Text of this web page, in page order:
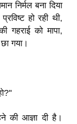
निर्मल बना दिया
हो रही थी,
गहराई को मापा,
गया।
की आज्ञा दी है।